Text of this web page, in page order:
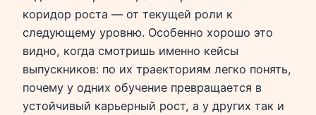
коридор роста — от текущей роли к
следующему уровню. Особенно хорошо это
видно, когда смотришь именно кейсы
выпускников: по их траекториям легко понять,
почему у одних обучение превращается в
устойчивый карьерный рост, а у других так и